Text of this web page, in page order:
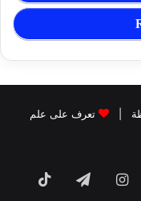
تعرف على علم
انستقرامتيلقرام